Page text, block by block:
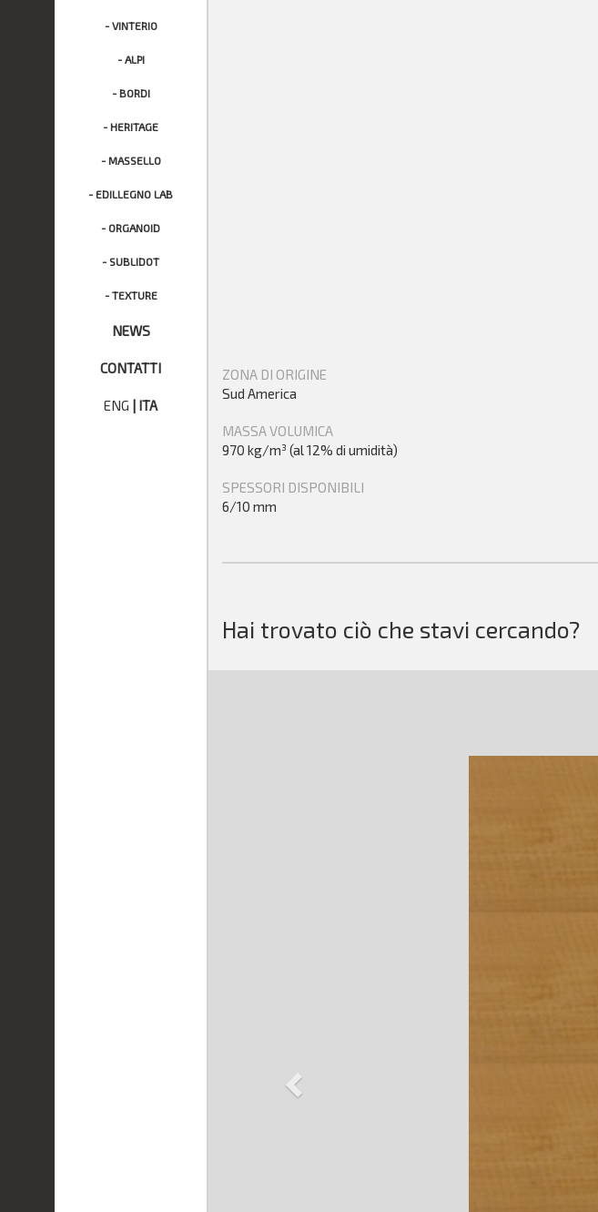
- VINTERIO
- ALPI
- BORDI
- HERITAGE
- MASSELLO
- EDILLEGNO LAB
- ORGANOID
- SUBLIDOT
- TEXTURE
NEWS
CONTATTI
ENG | ITA
ZONA DI ORIGINE
Sud America
MASSA VOLUMICA
970 kg/m³ (al 12% di umidità)
SPESSORI DISPONIBILI
6/10 mm
Hai trovato ciò che stavi cercando?